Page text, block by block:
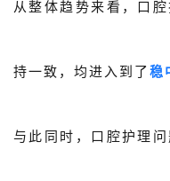
从整体趋势来看，口
持一致，均进入到了 稳
与此同时，口腔护理